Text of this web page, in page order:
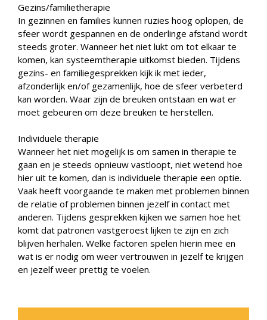
Gezins/familietherapie
In gezinnen en families kunnen ruzies hoog oplopen, de
sfeer wordt gespannen en de onderlinge afstand wordt
steeds groter. Wanneer het niet lukt om tot elkaar te
komen, kan systeemtherapie uitkomst bieden. Tijdens
gezins- en familiegesprekken kijk ik met ieder,
afzonderlijk en/of gezamenlijk, hoe de sfeer verbeterd
kan worden. Waar zijn de breuken ontstaan en wat er
moet gebeuren om deze breuken te herstellen.
Individuele therapie
Wanneer het niet mogelijk is om samen in therapie te
gaan en je steeds opnieuw vastloopt, niet wetend hoe
hier uit te komen, dan is individuele therapie een optie.
Vaak heeft voorgaande te maken met problemen binnen
de relatie of problemen binnen jezelf in contact met
anderen. Tijdens gesprekken kijken we samen hoe het
komt dat patronen vastgeroest lijken te zijn en zich
blijven herhalen. Welke factoren spelen hierin mee en
wat is er nodig om weer vertrouwen in jezelf te krijgen
en jezelf weer prettig te voelen.